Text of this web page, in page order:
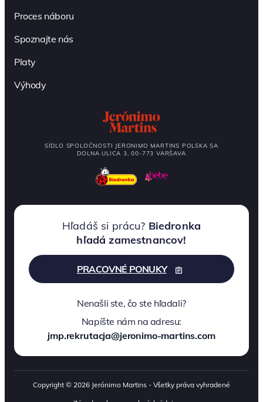
Proces náboru
Spoznajte nás
Platy
Výhody
SÍDLO SPOLOČNOSTI JERONIMO MARTINS POLSKA SA
DOLNA ULICA 3, 00-773 VARŠAVA
Hľadáš si prácu? Biedronka
hľadá zamestnancov!
PRACOVNÉ PONUKY
Nenašli ste, čo ste hľadali?
Napíšte nám na adresu:
jmp.rekrutacja@jeronimo-martins.com
Copyright © 2026 Jerónimo Martins - Všetky práva vyhradené